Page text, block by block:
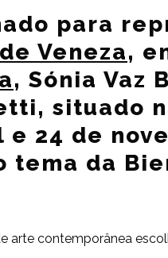
para
Veneza,
, Sónia Vaz
situado
24 de
tema da
arte contemporânea